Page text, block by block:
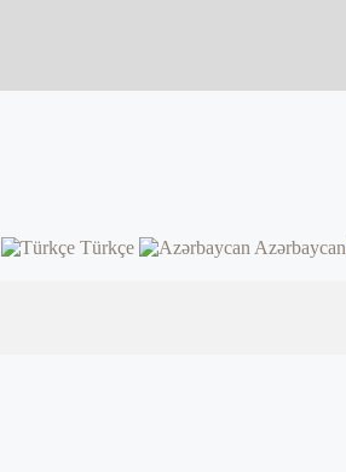
Türkçe Azərbaycan